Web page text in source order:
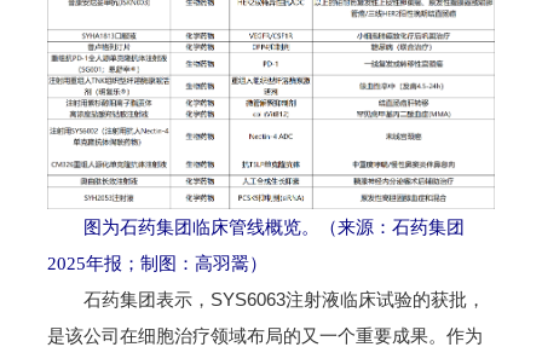
图为石药集团临床管线概览。（来源：石药集团
2025年报；制图：高羽翯）
石药集团表示，SYS6063注射液临床试验的获批，
是该公司在细胞治疗领域布局的又一个重要成果。作为